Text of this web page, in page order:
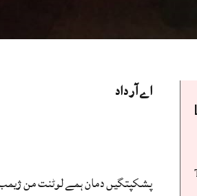
اے آر داد
پشکپتگیں دمان ہمے لوٹنت من